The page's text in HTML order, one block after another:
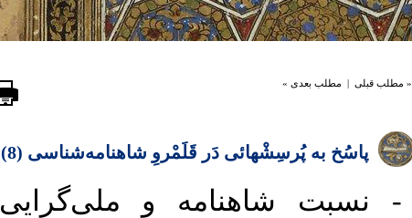
« مطلب قبلی | مطلب بعدی »
پاسُخ به پُرسِشْهائی دَر قَلَمْروِ شاهنامه‌شناسی (8)
- نسبت شاهنامه و ملی‌گرایی